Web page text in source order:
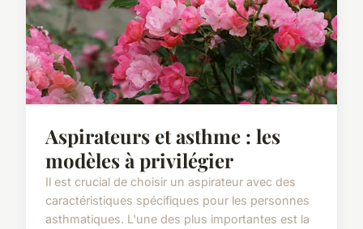
Aspirateurs et asthme : les
modèles à privilégier
Il est crucial de choisir un aspirateur avec des
caractéristiques spécifiques pour les personnes
asthmatiques. L'une des plus importantes est la